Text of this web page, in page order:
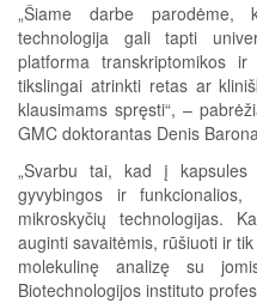
„Šiame darbe parodėme,
technologija gali tapti
platforma transkriptomikos
tikslingai atrinkti retas ar
klausimams spręsti“, –
GMC doktorantas Denis
„Svarbu tai, kad į
gyvybingos ir
mikroskyčių technologijas.
auginti savaitėmis, rūšiuoti ir
molekulinę analizę su
Biotechnologijos instituto